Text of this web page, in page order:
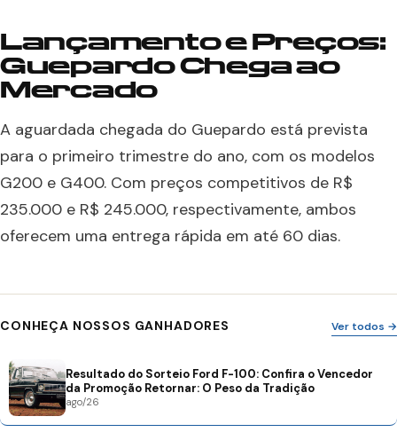
Lançamento e Preços:
Guepardo Chega ao
Mercado
A aguardada chegada do Guepardo está prevista
para o primeiro trimestre do ano, com os modelos
G200 e G400. Com preços competitivos de R$
235.000 e R$ 245.000, respectivamente, ambos
oferecem uma entrega rápida em até 60 dias.
CONHEÇA NOSSOS GANHADORES Ver todos →
Resultado do Sorteio Ford F-100: Confira o Vencedor
da Promoção Retornar: O Peso da Tradição
ago/26